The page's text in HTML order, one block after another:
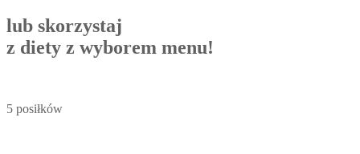
lub skorzystaj
z diety z wyborem menu!
5 posiłków